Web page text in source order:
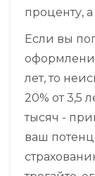
проценту,
Если вы
лет, то
20% от 3,5
тысяч -
ваш